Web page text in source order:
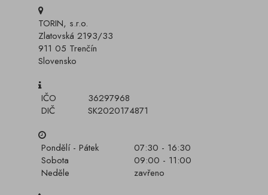
TORIN, s.r.o.
Zlatovská 2193/33
911 05 Trenčín
Slovensko
IČO
36297968
DIČ
SK2020174871
Pondělí - Pátek
07:30 - 16:30
Sobota
09:00 - 11:00
Neděle
zavřeno